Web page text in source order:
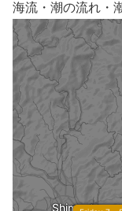
海流・潮の流れ・